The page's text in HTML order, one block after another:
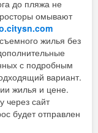
до пляжа не
омывают
жилья без
с подробным
вариант.
жилья и цене.
через сайт
будет отправлен